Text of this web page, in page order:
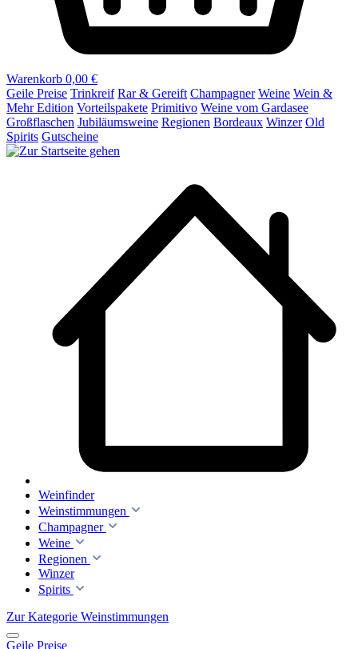
Warenkorb 0,00 €
Geile Preise Trinkreif Rar & Gereift Champagner Weine Wein &
Mehr Edition Vorteilspakete Primitivo Weine vom Gardasee
Großflaschen Jubiläumsweine Regionen Bordeaux Winzer Old
Spirits Gutscheine
Weinfinder
Weinstimmungen
Champagner
Weine
Regionen
Winzer
Spirits
Zur Kategorie Weinstimmungen
Geile Preise